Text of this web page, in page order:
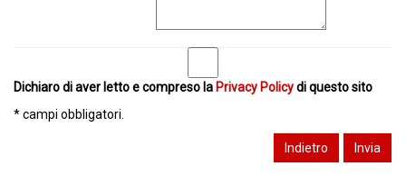
Dichiaro di aver letto e compreso la Privacy Policydi questo sito
* campi obbligatori.